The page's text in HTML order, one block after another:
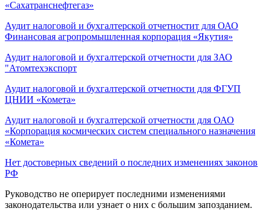
«Сахатранснефтегаз»
Аудит налоговой и бухгалтерской отчетностит для ОАО
Финансовая агропромышленная корпорация «Якутия»
Аудит налоговой и бухгалтерской отчетности для ЗАО
"Атомтехэкспорт
Аудит налоговой и бухгалтерской отчетности для ФГУП
ЦНИИ «Комета»
Аудит налоговой и бухгалтерской отчетности для ОАО
«Корпорация космических систем специального назначения
«Комета»
Нет достоверных сведений о последних изменениях законов
РФ
Руководство не оперирует последними изменениями
законодательства или узнает о них с большим запозданием.